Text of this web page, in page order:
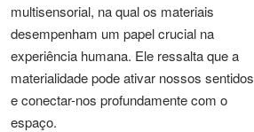
multisensorial, na qual os materiais
desempenham um papel crucial na
experiência humana. Ele ressalta que a
materialidade pode ativar nossos sentidos
e conectar-nos profundamente com o
espaço.